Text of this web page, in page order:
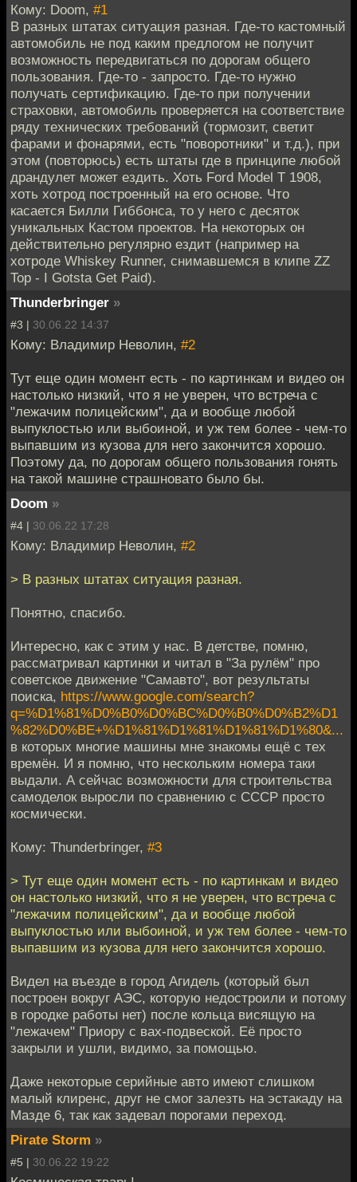
Кому: Doom, #1
В разных штатах ситуация разная. Где-то кастомный
автомобиль не под каким предлогом не получит
возможность передвигаться по дорогам общего
пользования. Где-то - запросто. Где-то нужно
получать сертификацию. Где-то при получении
страховки, автомобиль проверяется на соответствие
ряду технических требований (тормозит, светит
фарами и фонарями, есть "поворотники" и т.д.), при
этом (повторюсь) есть штаты где в принципе любой
драндулет может ездить. Хоть Ford Model T 1908,
хоть хотрод построенный на его основе. Что
касается Билли Гиббонса, то у него с десяток
уникальных Кастом проектов. На некоторых он
действительно регулярно ездит (например на
хотроде Whiskey Runner, снимавшемся в клипе ZZ
Top - I Gotsta Get Paid).
Thunderbringer »
#3 | 30.06.22 14:37
Кому: Владимир Неволин, #2
Тут еще один момент есть - по картинкам и видео он
настолько низкий, что я не уверен, что встреча с
"лежачим полицейским", да и вообще любой
выпуклостью или выбоиной, и уж тем более - чем-то
выпавшим из кузова для него закончится хорошо.
Поэтому да, по дорогам общего пользования гонять
на такой машине страшновато было бы.
Doom »
#4 | 30.06.22 17:28
Кому: Владимир Неволин, #2
> В разных штатах ситуация разная.
Понятно, спасибо.
Интересно, как с этим у нас. В детстве, помню,
рассматривал картинки и читал в "За рулём" про
советское движение "Самавто", вот результаты
поиска, https://www.google.com/search?
q=%D1%81%D0%B0%D0%BC%D0%B0%D0%B2%D1
%82%D0%BE+%D1%81%D1%81%D1%81%D1%80&...
в которых многие машины мне знакомы ещё с тех
времён. И я помню, что нескольким номера таки
выдали. А сейчас возможности для строительства
самоделок выросли по сравнению с СССР просто
космически.
Кому: Thunderbringer, #3
> Тут еще один момент есть - по картинкам и видео
он настолько низкий, что я не уверен, что встреча с
"лежачим полицейским", да и вообще любой
выпуклостью или выбоиной, и уж тем более - чем-то
выпавшим из кузова для него закончится хорошо.
Видел на въезде в город Агидель (который был
построен вокруг АЭС, которую недостроили и потому
в городке работы нет) после кольца висящую на
"лежачем" Приору с вах-подвеской. Её просто
закрыли и ушли, видимо, за помощью.
Даже некоторые серийные авто имеют слишком
малый клиренс, друг не смог залезть на эстакаду на
Мазде 6, так как задевал порогами переход.
Pirate Storm »
#5 | 30.06.22 19:22